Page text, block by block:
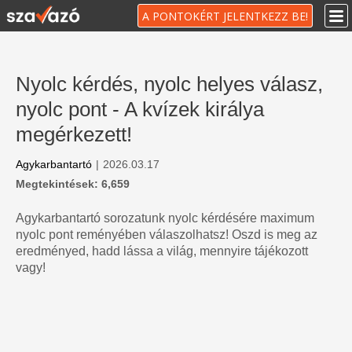
A PONTOKÉRT JELENTKEZZ BE!
Nyolc kérdés, nyolc helyes válasz,
nyolc pont - A kvízek királya
megérkezett!
Agykarbantartó | 2026.03.17
Megtekintések: 6,659
Agykarbantartó sorozatunk nyolc kérdésére maximum
nyolc pont reményében válaszolhatsz! Oszd is meg az
eredményed, hadd lássa a világ, mennyire tájékozott
vagy!